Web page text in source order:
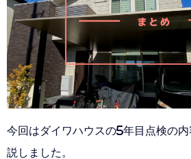
今回はダイワハウスの5年目点検の
説しました。